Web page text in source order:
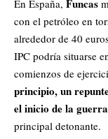
En España, Funcas
con el petróleo en
alrededor de 40
IPC podría situarse
comienzos de
principio, un
el inicio de la
principal detonante.